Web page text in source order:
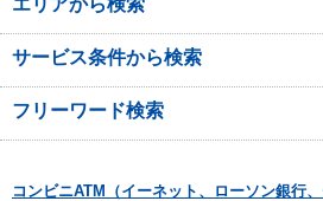
エリアから検索
サービス条件から検索
フリーワード検索
コンビニATM（イーネット、ローソン銀行、